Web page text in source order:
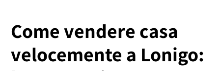
Come vendere casa
velocemente a Lonigo: